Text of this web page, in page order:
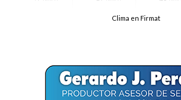
Clima en Firmat